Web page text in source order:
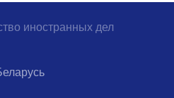
иностранных дел